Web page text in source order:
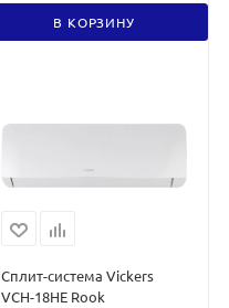
В КОРЗИНУ
Сплит-система Vickers
VCH-18HE Rook